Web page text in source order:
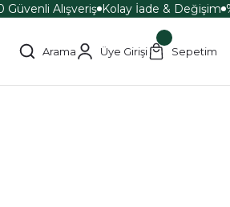
Alışveriş Kolay İade & Değişim
Arama Üye Girişi Sepetim